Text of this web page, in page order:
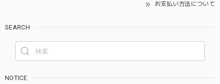
お支払い方法について
SEARCH
NOTICE